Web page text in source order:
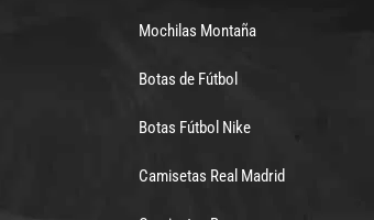
Mochilas Montaña
Botas de Fútbol
Botas Fútbol Nike
Camisetas Real Madrid